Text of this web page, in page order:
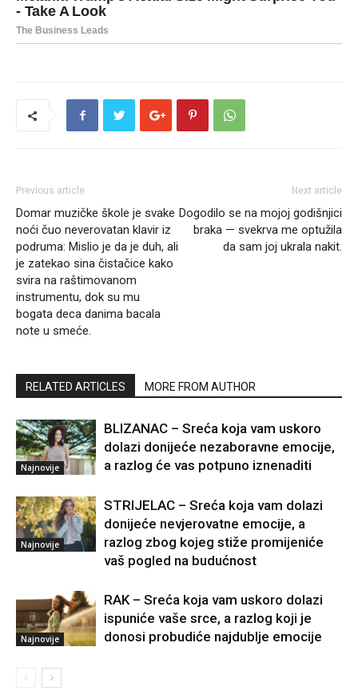
Previous article
Domar muzičke škole je svake
noći čuo neverovatan klavir iz
podruma: Mislio je da je duh, ali
je zatekao sina čistačice kako
svira na raštimovanom
instrumentu, dok su mu
bogata deca danima bacala
note u smeće.
Next article
Dogodilo se na mojoj godišnjici
braka — svekrva me optužila
da sam joj ukrala nakit.
RELATED ARTICLES MORE FROM AUTHOR
Najnovije
BLIZANAC – Sreća koja vam uskoro
dolazi donijeće nezaboravne emocije,
a razlog će vas potpuno iznenaditi
Najnovije
STRIJELAC – Sreća koja vam dolazi
donijeće nevjerovatne emocije, a
razlog zbog kojeg stiže promijeniće
vaš pogled na budućnost
Najnovije
RAK – Sreća koja vam uskoro dolazi
ispuniće vaše srce, a razlog koji je
donosi probudiće najdublje emocije